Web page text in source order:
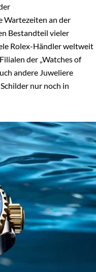
Wartezeiten an der
Bestandteil vieler
Rolex-Händler weltweit
der „Watches of
andere Juweliere
nur noch in